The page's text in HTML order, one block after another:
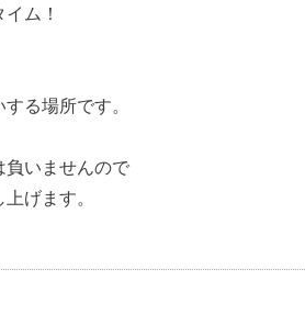
ム！
る場所です。
負いませんので
げます。